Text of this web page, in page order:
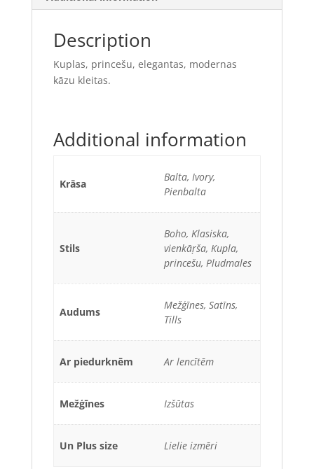
Description
Kuplas, princešu, elegantas, modernas
kāzu kleitas.
Additional information
Krāsa
Balta, Ivory,
Pienbalta
Stils
Boho, Klasiska,
vienkāŗša, Kupla,
princešu, Pludmales
Audums
Mežģīnes, Satīns,
Tills
Ar piedurknēm Ar lencītēm
Mežģīnes Izšūtas
Un Plus size Lielie izmēri